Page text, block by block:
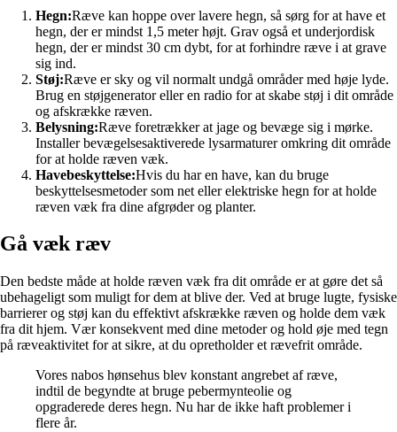
Hegn:Ræve kan hoppe over lavere hegn, så sørg for at have et
hegn, der er mindst 1,5 meter højt. Grav også et underjordisk
hegn, der er mindst 30 cm dybt, for at forhindre ræve i at grave
sig ind.
Støj:Ræve er sky og vil normalt undgå områder med høje lyde.
Brug en støjgenerator eller en radio for at skabe støj i dit område
og afskrække ræven.
Belysning:Ræve foretrækker at jage og bevæge sig i mørke.
Installer bevægelsesaktiverede lysarmaturer omkring dit område
for at holde ræven væk.
Havebeskyttelse:Hvis du har en have, kan du bruge
beskyttelsesmetoder som net eller elektriske hegn for at holde
ræven væk fra dine afgrøder og planter.
Gå væk ræv
Den bedste måde at holde ræven væk fra dit område er at gøre det så
ubehageligt som muligt for dem at blive der. Ved at bruge lugte, fysiske
barrierer og støj kan du effektivt afskrække ræven og holde dem væk
fra dit hjem. Vær konsekvent med dine metoder og hold øje med tegn
på ræveaktivitet for at sikre, at du opretholder et rævefrit område.
Vores nabos hønsehus blev konstant angrebet af ræve,
indtil de begyndte at bruge pebermynteolie og
opgraderede deres hegn. Nu har de ikke haft problemer i
flere år.